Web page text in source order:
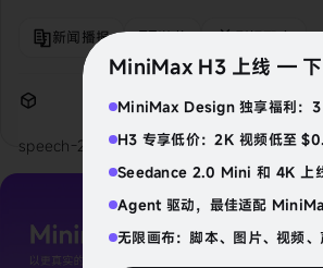
新闻播报 说书 影视配音
speech-2.8-hd
沉稳高管
MiniMax H3 上线 —
MiniMax Design 独享福利：
H3 专享低价：2K 视频低至
Seedance 2.0 Mini 和 4K 上
Agent 驱动，最佳适配
无限画布：脚本、图片、视频